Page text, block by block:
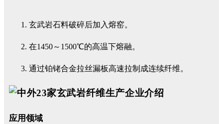
玄武岩石料破碎后加入熔窑。
在1450～1500℃的高温下熔融。
通过铂铑合金拉丝漏板高速拉制成连续纤维。
应用领域